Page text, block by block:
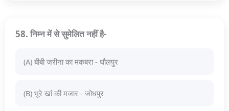
58. निम्न में से सुमेलित नहीं है-
(A) बीबी जरीना का मकबरा - धौलपुर
(B) भूरे खां की मजार - जोधपुर